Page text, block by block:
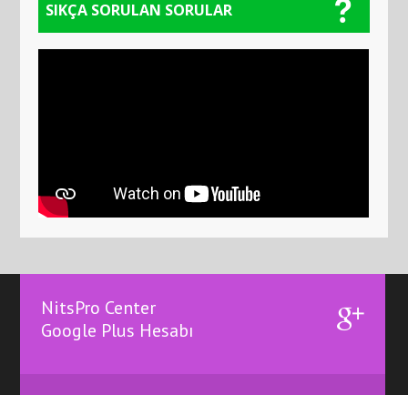
SIKÇA SORULAN SORULAR
NitsPro Center
Google Plus Hesabı